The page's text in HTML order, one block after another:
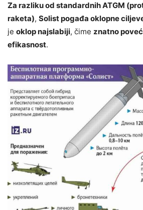
Za razliku od standardnih ATGM
raketa), Solist pogađa oklopne
je oklop najslabiji, čime znatno
efikasnost.